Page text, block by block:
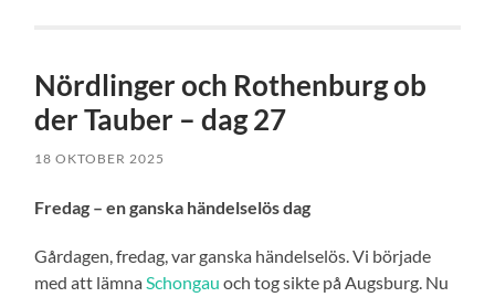
Nördlinger och Rothenburg ob
der Tauber – dag 27
18 OKTOBER 2025
Fredag – en ganska händelselös dag
Gårdagen, fredag, var ganska händelselös. Vi började
med att lämnaSchongauoch tog sikte på Augsburg. Nu